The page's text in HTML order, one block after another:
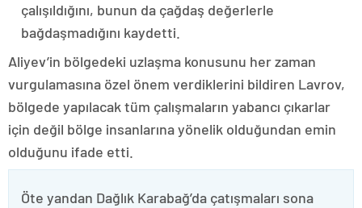
çalışıldığını, bunun da çağdaş değerlerle
bağdaşmadığını kaydetti.
Aliyev’in bölgedeki uzlaşma konusunu her zaman
vurgulamasına özel önem verdiklerini bildiren Lavrov,
bölgede yapılacak tüm çalışmaların yabancı çıkarlar
için değil bölge insanlarına yönelik olduğundan emin
olduğunu ifade etti.
Öte yandan Dağlık Karabağ’da çatışmaları sona